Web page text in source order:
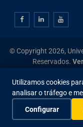
© Copyright 2026,
Reservados.
Utilizamos cookies
analisar o tráfego e
Configurar